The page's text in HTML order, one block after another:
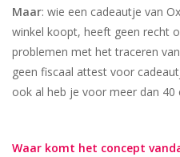
Maar: wie een cadeautje van
winkel koopt, heeft geen recht
problemen met het traceren
geen fiscaal attest voor
ook al heb je voor meer dan 40
Waar komt het concept